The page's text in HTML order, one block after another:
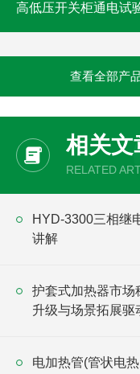
高低压开关柜通电试
查看全部产
相关文
RELATED
HYD-3300三相继
讲解
护套式加热器市场
升级与场景拓展驱
电加热管(管状电